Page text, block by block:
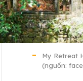
My Retreat
(nguồn: